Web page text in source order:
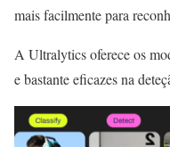
mais facilmente para
A Ultralytics oferece os
e bastante eficazes na